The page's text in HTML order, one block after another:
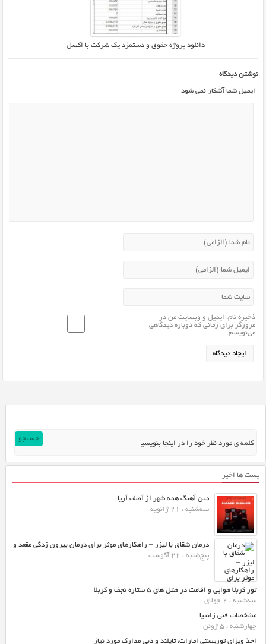
دانلود پروژه حقوق و دستمزد یک شرکت با اکسل
نوشتن دیدگاه
ایمیل شما آشکار نمی شود
ذخیره نام، ایمیل و وبسایت من در
مرورگر برای زمانی که دوباره دیدگاهی
می‌نویسم.
پست ها اخیر
متن آهنگ همه شهر از آصف آریا
سه‌شنبه ، 21 ژانویه
درمان شقاق با لیزر – راهکارهای موثر برای درمان بیرون زدگی مقعد و
پنج‌شنبه ، 22 آگوست
تور کربلا هوایی و اقامت در هتل های ۵ ستاره نجف و کربلا
سه‌شنبه ، 2 جولای
مشخصات فنی زانتیا
چهارشنبه ، 5 ژوئن
اخذ ویزای توریستی امارات، تایلند و دبی مدارک مورد نیاز